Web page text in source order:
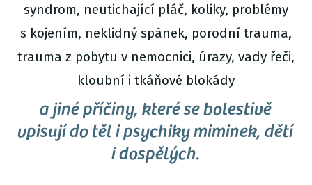
syndrom, neutichající pláč, koliky, problémy
s kojením, neklidný spánek, porodní trauma,
trauma z pobytu v nemocnici, úrazy, vady řeči,
kloubní i tkáňové blokády
a jiné příčiny, které se bolestivě
vpisují do těl i psychiky miminek, dětí
i dospělých.